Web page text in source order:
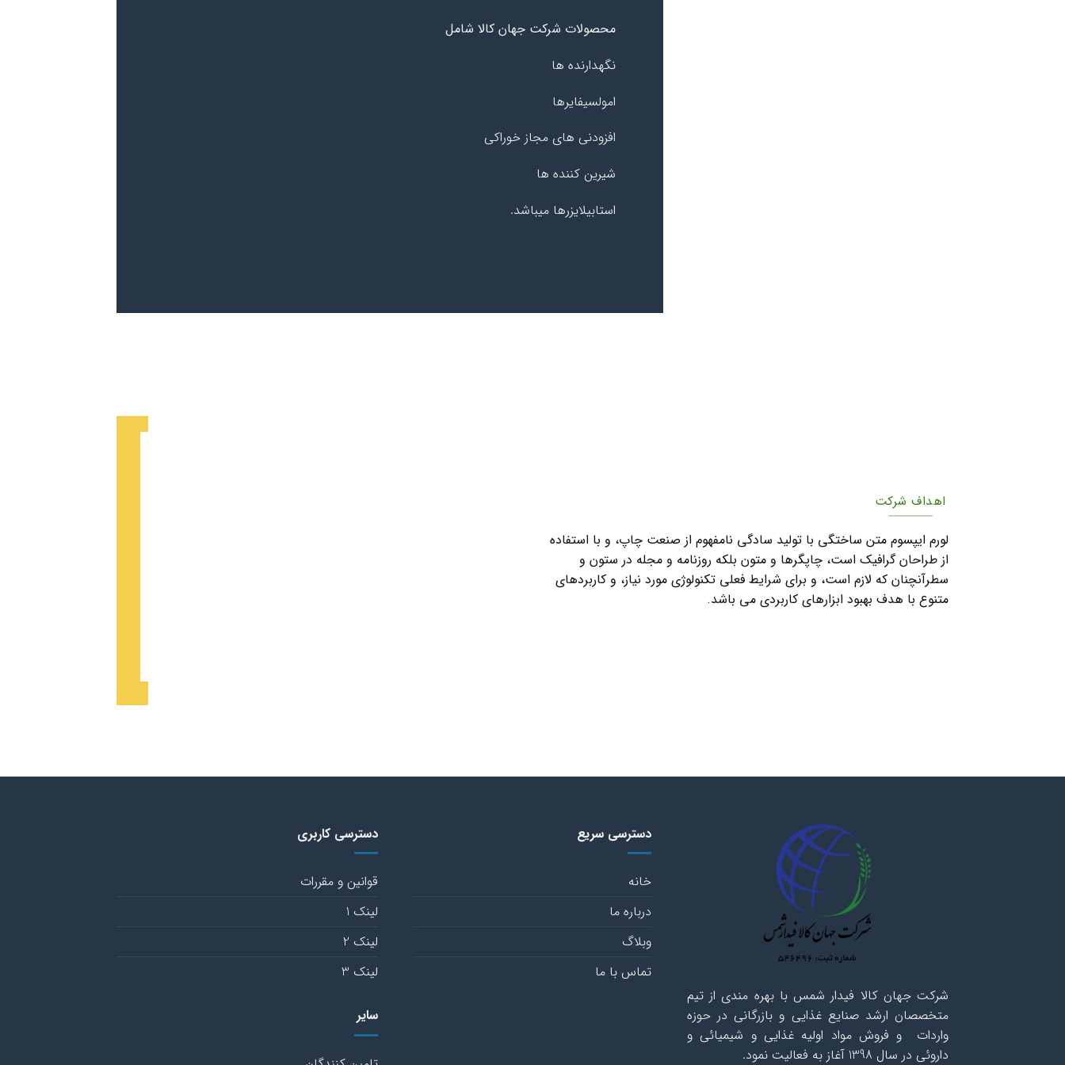
محصولات شرکت جهان کالا شامل
نگهدارنده ها
امولسیفایرها
افزودنی های مجاز خوراکی
شیرین کننده ها
استابیلایزرها میباشد.
اهداف شرکت
لورم ایپسوم متن ساختگی با تولید سادگی نامفهوم از صنعت چاپ، و با استفاده
از طراحان گرافیک است، چاپگرها و متون بلکه روزنامه و مجله در ستون و
سطرآنچنان که لازم است، و برای شرایط فعلی تکنولوژی مورد نیاز، و کاربردهای
متنوع با هدف بهبود ابزارهای کاربردی می باشد.
شرکت جهان کالا فیدار شمس با بهره مندی از تیم
متخصصان ارشد صنایع غذایی و بازرگانی در حوزه
واردات و فروش مواد اولیه غذایی و شیمیائی و
داروئی در سال 1398 آغاز به فعالیت نمود.
دسترسی سریع
خانه
درباره ما
وبلاگ
تماس با ما
دسترسی کاربری
قوانین و مقررات
لینک 1
لینک 2
لینک 3
سایر